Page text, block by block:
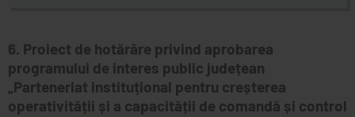
6. Proiect de hotărâre privind aprobarea
programului de interes public județean
„Parteneriat instituțional pentru creșterea
operativității și a capacității de comandă și control